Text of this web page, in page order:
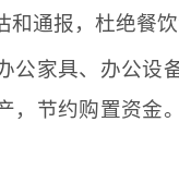
和通报，杜绝餐
公家具、办公设
，节约购置资金